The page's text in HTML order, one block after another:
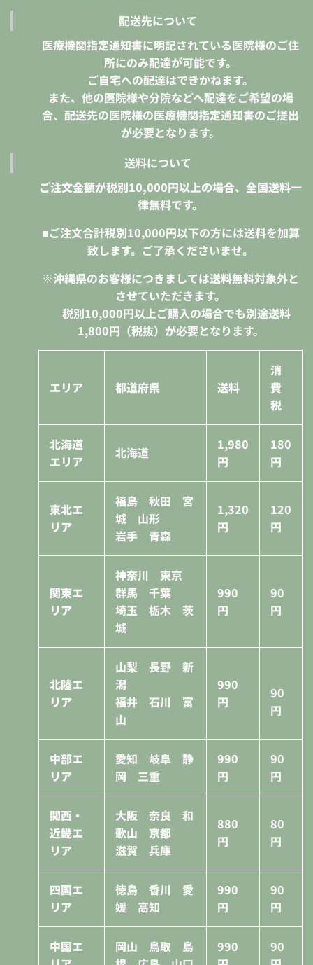
配送先について
医療機関指定通知書に明記されている医院様のご住
所にのみ配達が可能です。
ご自宅への配達はできかねます。
また、他の医院様や分院などへ配達をご希望の場
合、配送先の医院様の医療機関指定通知書のご提出
が必要となります。
送料について
ご注文金額が税別10,000円以上の場合、全国送料一
律無料です。
■ご注文合計税別10,000円以下の方には送料を加算
致します。ご了承くださいませ。
※沖縄県のお客様につきましては送料無料対象外と
させていただきます。
税別10,000円以上ご購入の場合でも別途送料
1,800円（税抜）が必要となります。
エリア 都道府県 送料
消
費
税
北海道
エリア
北海道
1,980
円
180
円
東北エ
リア
福島 秋田 宮
城 山形
岩手 青森
1,320
円
120
円
関東エ
リア
神奈川 東京
群馬 千葉
埼玉 栃木 茨
城
990
円
90
円
北陸エ
リア
山梨 長野 新
潟
福井 石川 富
山
990
円
90
円
中部エ
リア
愛知 岐阜 静
岡 三重
990
円
90
円
関西・
近畿エ
リア
大阪 奈良 和
歌山 京都
滋賀 兵庫
880
円
80
円
四国エ
リア
徳島 香川 愛
媛 高知
990
円
90
円
中国エ
岡山 鳥取 島
990
90